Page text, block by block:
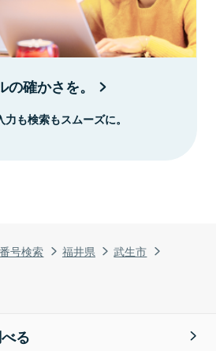
号検索 福井県
武生市
確かさを。
も検索もスムーズに。
る